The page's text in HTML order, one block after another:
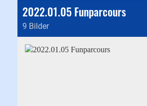
2022.01.05 Funparcours
9 Bilder